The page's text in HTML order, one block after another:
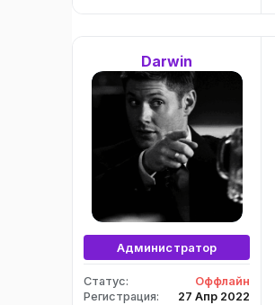
Darwin
Администратор
Статус
Оффлайн
Регистрация
27 Апр 2022